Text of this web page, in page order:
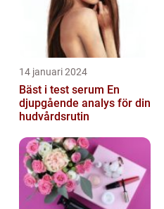
14 januari 2024
Bäst i test serum En
djupgående analys för din
hudvårdsrutin